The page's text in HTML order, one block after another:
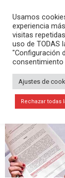
Usamos
experiencia
visitas
uso de TODAS
"Configuración
Ajustes de
Rechazar todas